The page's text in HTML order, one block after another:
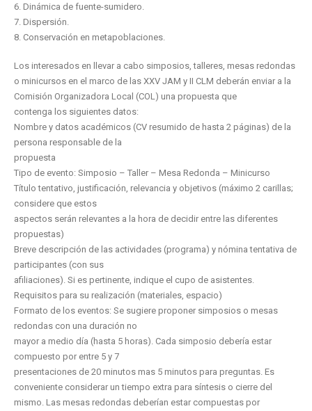
6. Dinámica de fuente-sumidero.
7. Dispersión.
8. Conservación en metapoblaciones.
Los interesados en llevar a cabo simposios, talleres, mesas redondas
o minicursos en el marco de las XXV JAM y II CLM deberán enviar a la
Comisión Organizadora Local (COL) una propuesta que
contenga los siguientes datos:
Nombre y datos académicos (CV resumido de hasta 2 páginas) de la
persona responsable de la
propuesta
Tipo de evento: Simposio – Taller – Mesa Redonda – Minicurso
Título tentativo, justificación, relevancia y objetivos (máximo 2 carillas;
considere que estos
aspectos serán relevantes a la hora de decidir entre las diferentes
propuestas)
Breve descripción de las actividades (programa) y nómina tentativa de
participantes (con sus
afiliaciones). Si es pertinente, indique el cupo de asistentes.
Requisitos para su realización (materiales, espacio)
Formato de los eventos: Se sugiere proponer simposios o mesas
redondas con una duración no
mayor a medio día (hasta 5 horas). Cada simposio debería estar
compuesto por entre 5 y 7
presentaciones de 20 minutos mas 5 minutos para preguntas. Es
conveniente considerar un tiempo extra para síntesis o cierre del
mismo. Las mesas redondas deberían estar compuestas por